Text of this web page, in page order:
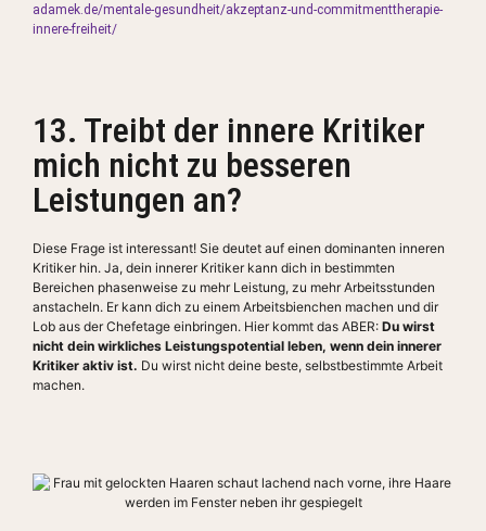
adamek.de/mentale-gesundheit/akzeptanz-und-commitmenttherapie-
innere-freiheit/
13. Treibt der innere Kritiker
mich nicht zu besseren
Leistungen an?
Diese Frage ist interessant! Sie deutet auf einen dominanten inneren
Kritiker hin. Ja, dein innerer Kritiker kann dich in bestimmten
Bereichen phasenweise zu mehr Leistung, zu mehr Arbeitsstunden
anstacheln. Er kann dich zu einem Arbeitsbienchen machen und dir
Lob aus der Chefetage einbringen. Hier kommt das ABER: Du wirst
nicht dein wirkliches Leistungspotential leben, wenn dein innerer
Kritiker aktiv ist. Du wirst nicht deine beste, selbstbestimmte Arbeit
machen.